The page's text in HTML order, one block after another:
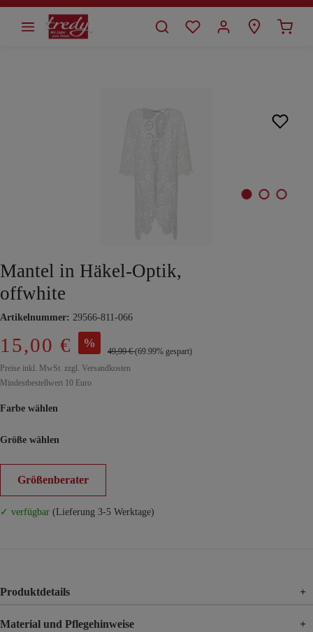
springen
Mantel in Häkel-Optik,
offwhite
Artikelnummer: 29566-811-066
15,00 € %
49,99 €(69.99% gespart)
Preise inkl. MwSt. zzgl. Versandkosten
Mindestbestellwert 10 Euro
Farbe wählen
Größe wählen
Größenberater
✓ verfügbar (Lieferung 3-5 Werktage)
Produktdetails +
Material und Pflegehinweise +